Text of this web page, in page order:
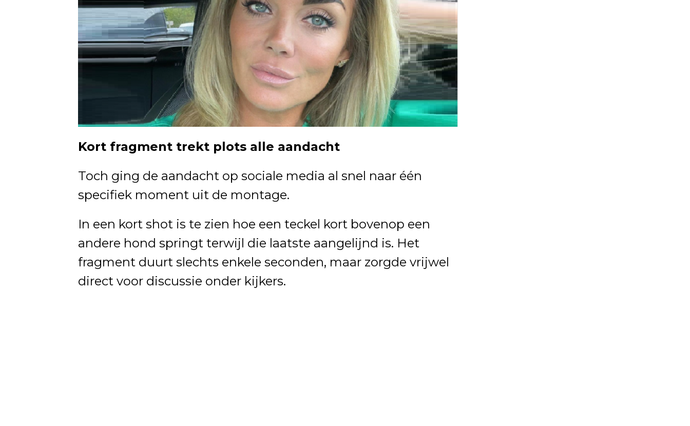
Kort fragment trekt plots alle aandacht
Toch ging de aandacht op sociale media al snel naar één
specifiek moment uit de montage.
In een kort shot is te zien hoe een teckel kort bovenop een
andere hond springt terwijl die laatste aangelijnd is. Het
fragment duurt slechts enkele seconden, maar zorgde vrijwel
direct voor discussie onder kijkers.